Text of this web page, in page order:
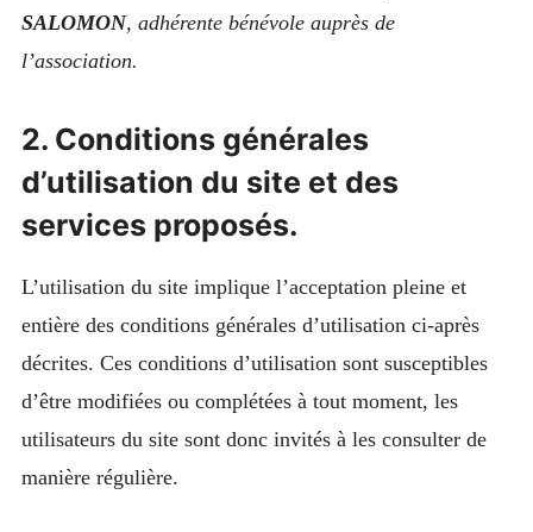
SALOMON, adhérente bénévole auprès de
l’association.
2. Conditions générales
d’utilisation du site et des
services proposés.
L’utilisation du site implique l’acceptation pleine et
entière des conditions générales d’utilisation ci-après
décrites. Ces conditions d’utilisation sont susceptibles
d’être modifiées ou complétées à tout moment, les
utilisateurs du site sont donc invités à les consulter de
manière régulière.